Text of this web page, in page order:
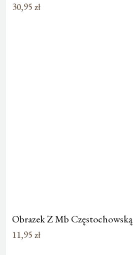
30,95 zł
Obrazek Z Mb Częstochowską
11,95 zł